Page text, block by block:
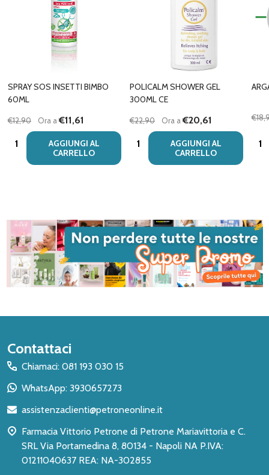
SPRAY SOS INSETTI BIMBO
60ML
€12,90 Ora a€11,61
Quantità:
AGGIUNGI AL
CARRELLO
POLICALM SHOWER GEL
300ML CE
€22,90 Ora a€20,61
Quantità:
AGGIUNGI AL
CARRELLO
Inizio
del
piè
pagina
Contattaci
Chiamaci: 081 193 030 15
WhatsApp: 3930657273
assistenzaclienti@petroneonline.it
Farmacia Vittorio Petrone di Petrone Mariavittoria e C.
SRL Via Portamedina 8, 80134 - Napoli NA P.IVA:
01211040637 REA: NA-302855